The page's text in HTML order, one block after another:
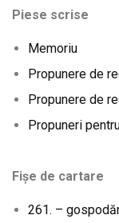
Piese scrise
Memoriu
Propunere de
Propunere de
Propuneri
Fișe de cartare
261. –